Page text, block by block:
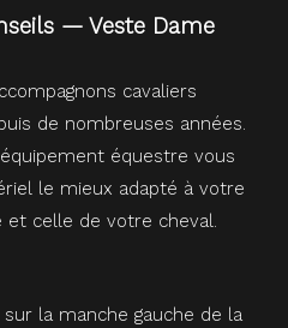
— Veste Dame
cavaliers
de nombreuses années.
équestre vous
le mieux adapté à votre
et celle de votre cheval.
la manche gauche de la